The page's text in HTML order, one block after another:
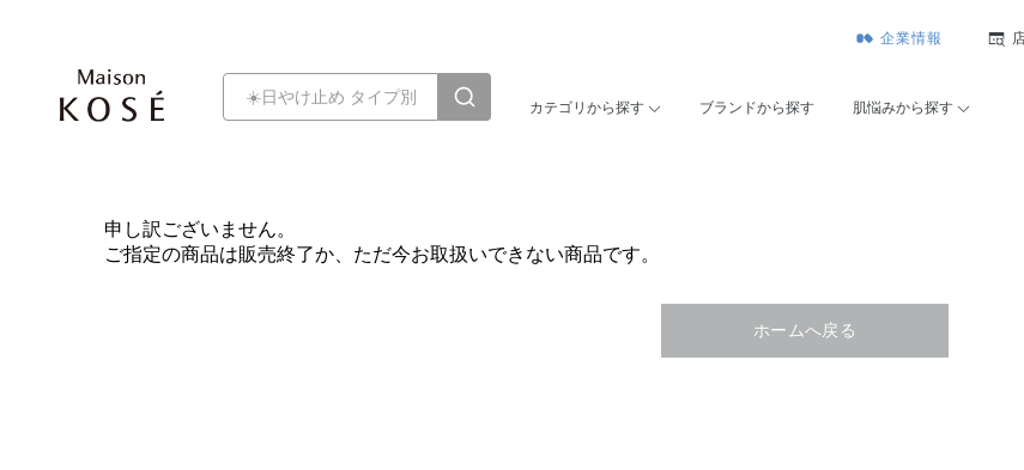
企業情報
カテゴリから探す ブランドから探す 肌悩みから探す
申し訳ございません。
ご指定の商品は販売終了か、ただ今お取扱いできない商品です。
ホームへ戻る